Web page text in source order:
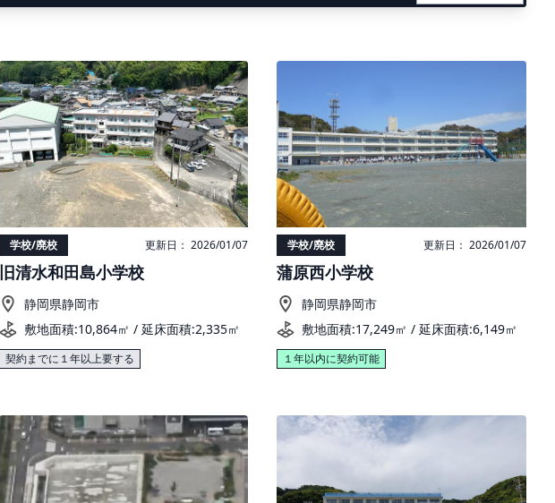
学校/廃校 更新日： 2026/01/07
旧清水和田島小学校
静岡県静岡市
敷地面積:10,864㎡ / 延床面積:2,335㎡
契約までに１年以上要する
学校/廃校 更新日： 2026/01/07
蒲原西小学校
静岡県静岡市
敷地面積:17,249㎡ / 延床面積:6,149㎡
１年以内に契約可能